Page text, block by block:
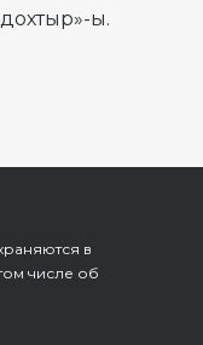
ы.
в
числе об